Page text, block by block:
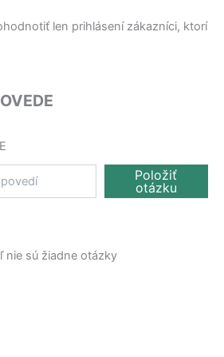
len prihlásení zákazníci, ktorí
Položiť
otázku
nie sú žiadne otázky